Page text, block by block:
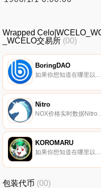
Wrapped
_WCELO交易所 (00)
BoringDAO
如果你想知道在哪里以当前价格购买BoringDAO,目前交易{BoringDAO]股票的顶级加密货币交易所是OKX、Bitrue、BingX、Gate.io和HuoBORING。您可以在我们的加密货币交易所页面上找到其他列表.
Nitro
KOROMARU
如果你想知道在哪里以当前价格购买KOROMARU,目前交易{KOROMARU]股票的顶级加密货币交易所是HotKOROMARUt。您可以在我们的加密货币交易所页面上找到其他列表.
包装代币 (00)